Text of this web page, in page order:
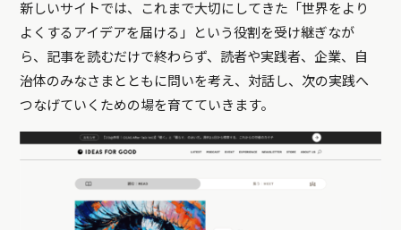
新しいサイトでは、これまで大切にしてきた「世界をより
よくするアイデアを届ける」という役割を受け継ぎなが
ら、記事を読むだけで終わらず、読者や実践者、企業、自
治体のみなさまとともに問いを考え、対話し、次の実践へ
つなげていくための場を育てていきます。